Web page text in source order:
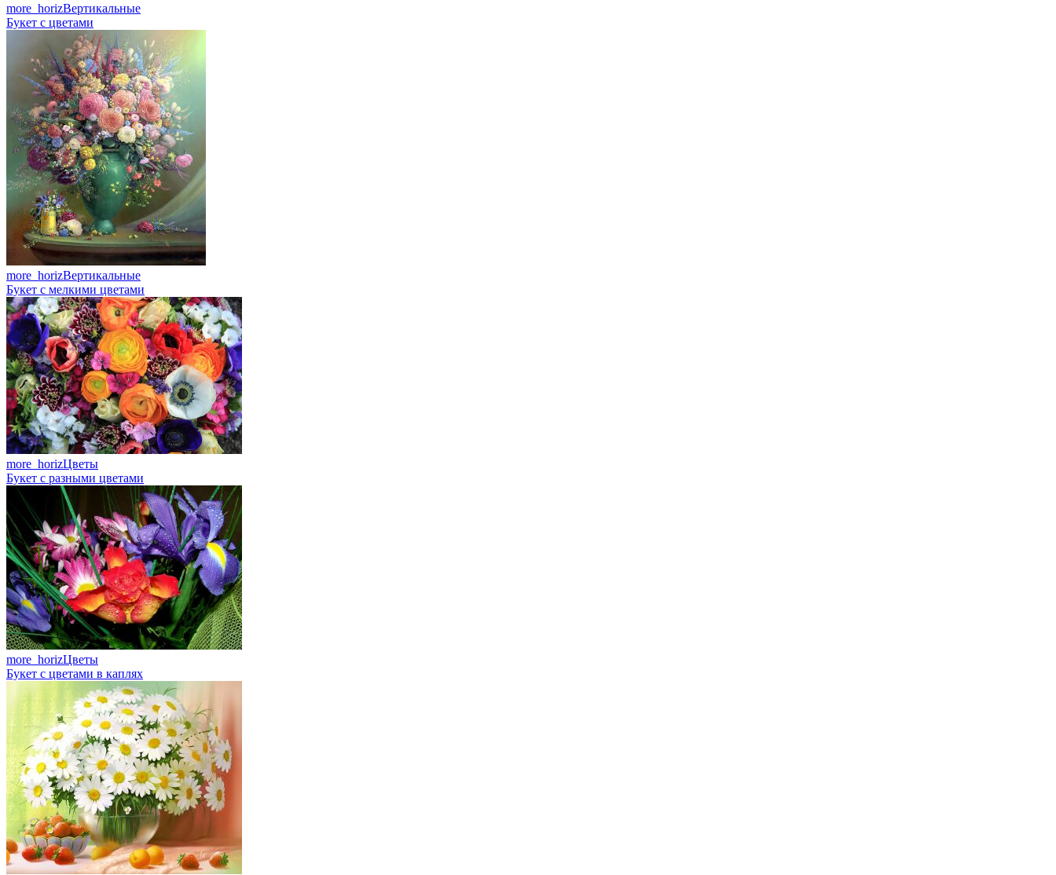
more_horizВертикальные
Букет с цветами
more_horizВертикальные
Букет с мелкими цветами
more_horizЦветы
Букет с разными цветами
more_horizЦветы
Букет с цветами в каплях